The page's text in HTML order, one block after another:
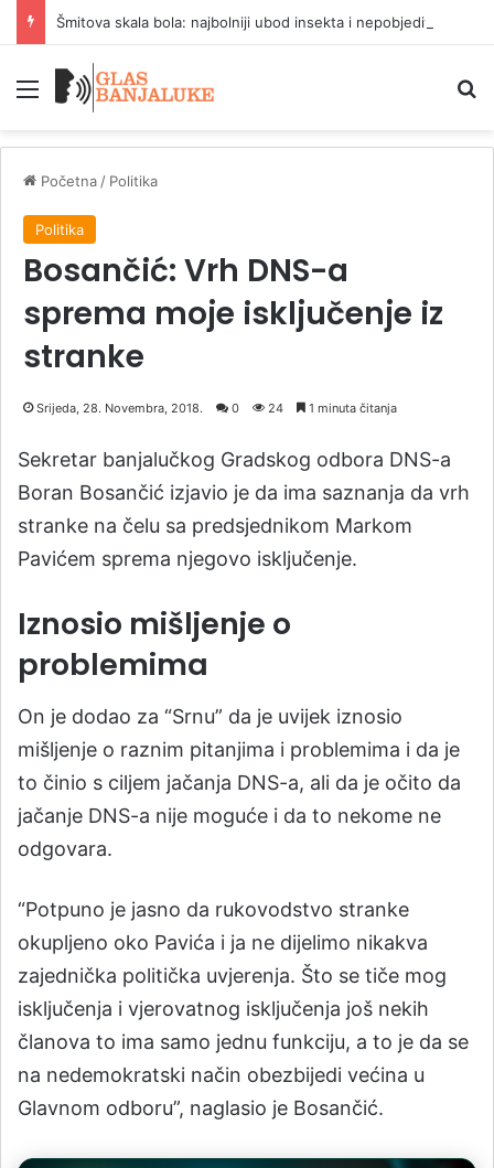
Meni
Početna / Politika
Politika
Bosančić: Vrh DNS-a
sprema moje isključenje iz
stranke
Srijeda, 28. Novembra, 2018. 0 24 1 minuta čitanja
Sekretar banjalučkog Gradskog odbora DNS-a
Boran Bosančić izjavio je da ima saznanja da vrh
stranke na čelu sa predsjednikom Markom
Pavićem sprema njegovo isključenje.
Iznosio mišljenje o
problemima
On je dodao za “Srnu” da je uvijek iznosio
mišljenje o raznim pitanjima i problemima i da je
to činio s ciljem jačanja DNS-a, ali da je očito da
jačanje DNS-a nije moguće i da to nekome ne
odgovara.
“Potpuno je jasno da rukovodstvo stranke
okupljeno oko Pavića i ja ne dijelimo nikakva
zajednička politička uvjerenja. Što se tiče mog
isključenja i vjerovatnog isključenja još nekih
članova to ima samo jednu funkciju, a to je da se
na nedemokratski način obezbijedi većina u
Glavnom odboru”, naglasio je Bosančić.